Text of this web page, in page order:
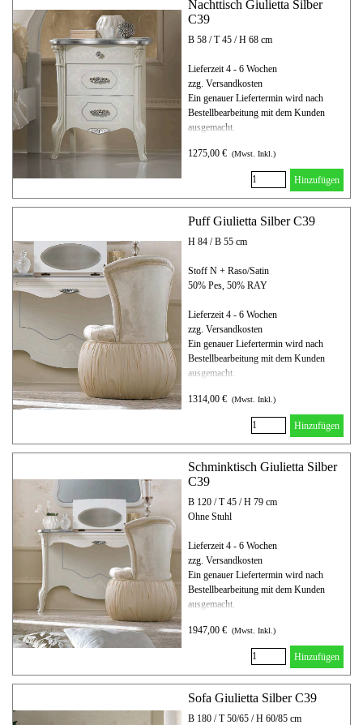
Nachttisch Giulietta Silber
C39
B 58 / T 45 / H 68 cm
Lieferzeit 4 - 6 Wochen
zzg. Versandkosten
Ein genauer Liefertermin wird nach
Bestellbearbeitung mit dem Kunden
ausgemacht.
1275,00 € (Mwst. Inkl.)
Hinzufügen
Puff Giulietta Silber C39
H 84 / B 55 cm
Stoff N + Raso/Satin
50% Pes, 50% RAY
Lieferzeit 4 - 6 Wochen
zzg. Versandkosten
Ein genauer Liefertermin wird nach
Bestellbearbeitung mit dem Kunden
ausgemacht.
1314,00 € (Mwst. Inkl.)
Hinzufügen
Schminktisch Giulietta Silber
C39
B 120 / T 45 / H 79 cm
Ohne Stuhl
Lieferzeit 4 - 6 Wochen
zzg. Versandkosten
Ein genauer Liefertermin wird nach
Bestellbearbeitung mit dem Kunden
ausgemacht.
1947,00 € (Mwst. Inkl.)
Hinzufügen
Sofa Giulietta Silber C39
B 180 / T 50/65 / H 60/85 cm